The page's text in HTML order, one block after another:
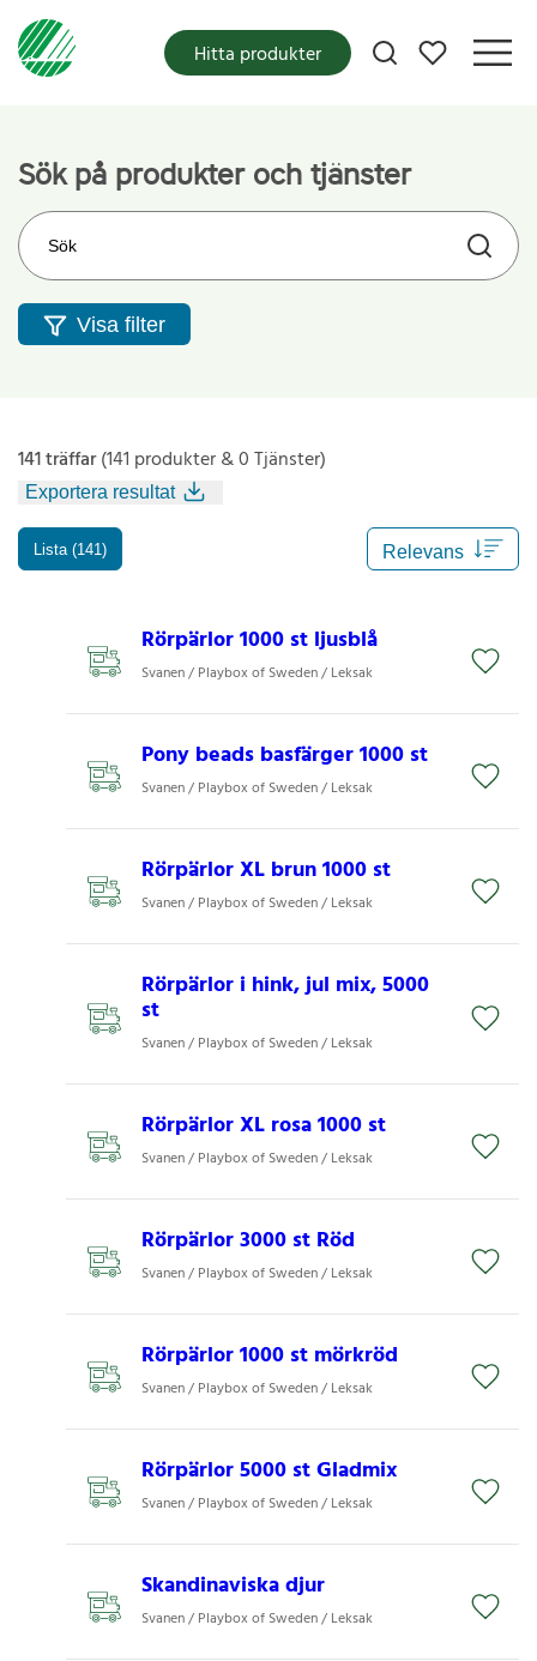
Mina favoriter
Hitta produkter
Sök på produkter och tjänster
Sök på webbplatsen
Visa filter
141 träffar(141 produkter & 0 Tjänster)
Exportera resultat
Lista (141)
Rörpärlor 1000 st ljusblå
Svanen / Playbox of Sweden / Leksak
Pony beads basfärger 1000 st
Svanen / Playbox of Sweden / Leksak
Rörpärlor XL brun 1000 st
Svanen / Playbox of Sweden / Leksak
Rörpärlor i hink, jul mix, 5000
st
Svanen / Playbox of Sweden / Leksak
Rörpärlor XL rosa 1000 st
Svanen / Playbox of Sweden / Leksak
Rörpärlor 3000 st Röd
Svanen / Playbox of Sweden / Leksak
Rörpärlor 1000 st mörkröd
Svanen / Playbox of Sweden / Leksak
Rörpärlor 5000 st Gladmix
Svanen / Playbox of Sweden / Leksak
Skandinaviska djur
Svanen / Playbox of Sweden / Leksak